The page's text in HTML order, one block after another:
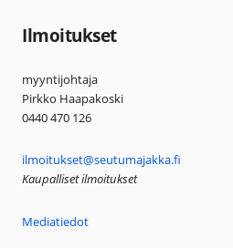
Ilmoitukset
myyntijohtaja
Pirkko Haapakoski
0440 470 126
ilmoitukset@seutumajakka.fi
Kaupalliset ilmoitukset
Mediatiedot